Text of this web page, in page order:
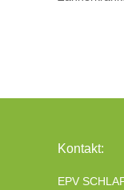
Kontakt:
EPV